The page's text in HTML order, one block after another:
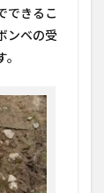
できるこ
ンベの受